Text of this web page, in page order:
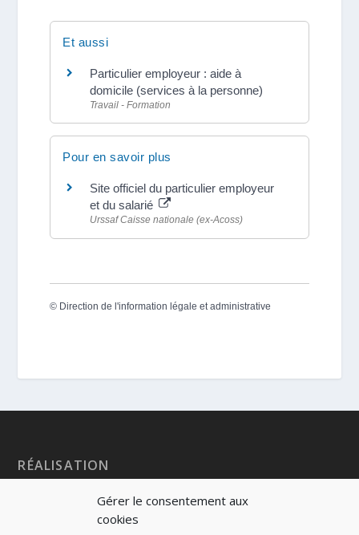
Gérer le consentement aux
cookies
Et aussi
Particulier employeur : aide à
domicile (services à la personne)
Travail - Formation
Pour en savoir plus
Site officiel du particulier employeur
et du salarié
Urssaf Caisse nationale (ex-Acoss)
© Direction de l'information légale et administrative
RÉALISATION